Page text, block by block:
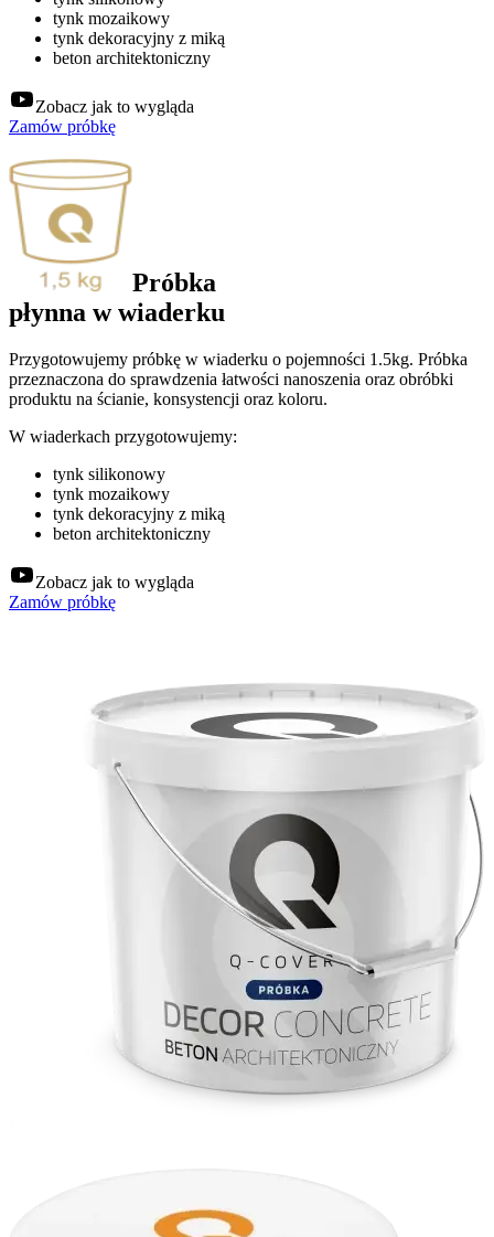
tynk mozaikowy
tynk dekoracyjny z miką
beton architektoniczny
Zobacz jak to wygląda
Zamów próbkę
Próbka
płynna wwiaderku
Przygotowujemy próbkę w wiaderku o pojemności 1.5kg. Próbka
przeznaczona do sprawdzenia łatwości nanoszenia oraz obróbki
produktu na ścianie, konsystencji oraz koloru.
W wiaderkach przygotowujemy:
tynk silikonowy
tynk mozaikowy
tynk dekoracyjny z miką
beton architektoniczny
Zobacz jak to wygląda
Zamów próbkę